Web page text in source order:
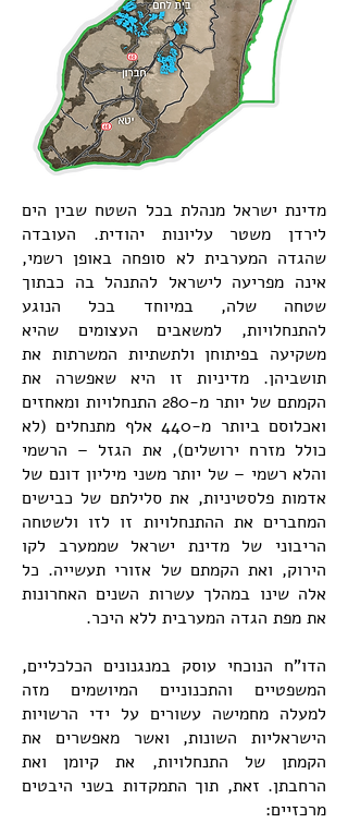
מדינת ישראל מנהלת בכל השטח שבין הים
לירדן משטר עליונות יהודית. העובדה
שהגדה המערבית לא סופחה באופן רשמי,
אינה מפריעה לישראל להתנהל בה כבתוך
שטחה שלה, במיוחד בכל הנוגע
להתנחלויות, למשאבים העצומים שהיא
משקיעה בפיתוחן ולתשתיות המשרתות את
תושביהן. מדיניות זו היא שאפשרה את
הקמתם של יותר מ-280 התנחלויות ומאחזים
ואכלוסם ביותר מ-440 אלף מתנחלים (לא
כולל מזרח ירושלים), את הגזל – הרשמי
והלא רשמי – של יותר משני מיליון דונם של
אדמות פלסטיניות, את סלילתם של כבישים
המחברים את ההתנחלויות זו לזו ולשטחה
הריבוני של מדינת ישראל שממערב לקו
הירוק, ואת הקמתם של אזורי תעשייה. כל
אלה שינו במהלך עשרות השנים האחרונות
את מפת הגדה המערבית ללא היכר.
הדו"ח הנוכחי עוסק במנגנונים הכלכליים,
המשפטיים והתכנוניים המיושמים מזה
למעלה מחמישה עשורים על ידי הרשויות
הישראליות השונות, ואשר מאפשרים את
הקמתן של התנחלויות, את קיומן ואת
הרחבתן. זאת, תוך התמקדות בשני היבטים
מרכזיים: